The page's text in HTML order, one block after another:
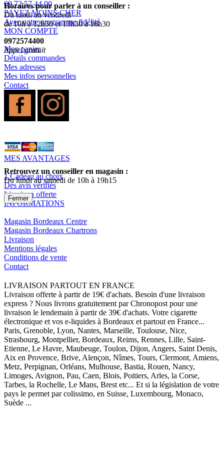
09 72 57 44 00
PAYEZ MOINS CHER
Avec notre programme fidélité
MON COMPTE
Mon panier
Détails commandes
Mes adresses
Mes infos personnelles
Contact
MES AVANTAGES
1 Cadeau au choix
Des avis vérifiés
Livraison offerte
INFORMATIONS
Magasin Bordeaux Centre
Magasin Bordeaux Chartrons
Livraison
Mentions légales
Conditions de vente
Contact
LIVRAISON PARTOUT EN FRANCE
Livraison offerte à partir de 19€ d'achats. Besoin d'une livraison
express ? Nous livrons gratuitement par Chronopost pour une
livraison le lendemain à partir de 39€ d'achats. Votre cigarette
électronique et vos e-liquides à Bordeaux et partout en France...
Paris, Grenoble, Lyon, Nantes, Marseille, Toulouse, Nice,
Strasbourg, Montpellier, Bordeaux, Reims, Rennes, Lille, Saint-
Etienne, Le Havre, Maubeuge, Toulon, Dijon, Angers, Saint Denis,
Aix en Provence, Brive, Alençon, Nîmes, Tours, Clermont, Amiens,
Metz, Perpignan, Orléans, Mulhouse, Bastia, Rouen, Nancy,
Limoges, Avignon, Pau, Caen, Blois, Poitiers, Arles, la Corse,
Tarbes, la Rochelle, Le Mans, Brest etc... Et si la législation de votre
pays le permet par colissimo, en Suisse, Luxembourg, Monaco,
Suède ...
Horaires pour parler à un conseiller :
Du lundi au vendredi
de 10h à 12h30 et 13h30 à 16h30
0972574400
Appel gratuit
Retrouvez un conseiller en magasin :
Du lundi au samedi de 10h à 19h15
Fermer